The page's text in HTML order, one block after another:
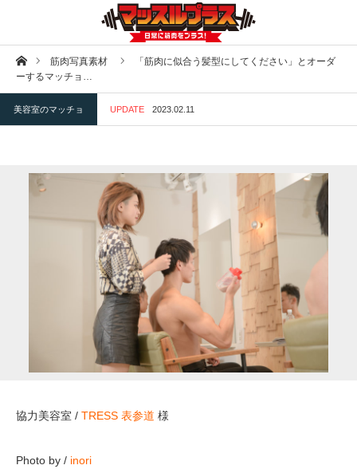
ホーム筋肉写真素材
「筋肉に似合う髪型にしてください」とオーダ
ーするマッチョ…
美容室のマッチョ UPDATE 2023.02.11
協力美容室 / TRESS 表参道 様
Photo by / inori